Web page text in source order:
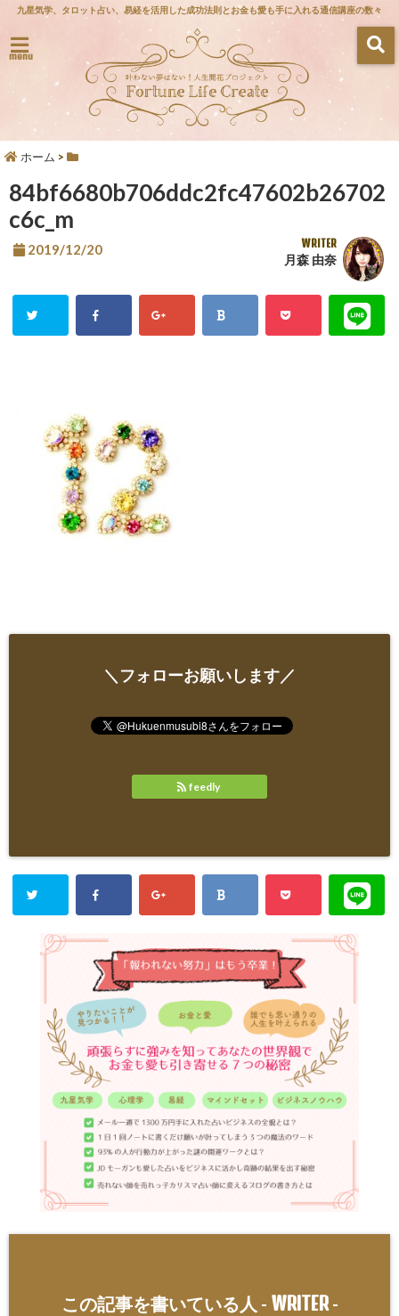
九星気学、タロット占い、易経を活用した成功法則とお金も愛も手に入れる通信講座の数々
menu
ホーム >
84bf6680b706ddc2fc47602b26702
c6c_m
2019/12/20 WRITER
月森 由奈
＼フォローお願いします／
feedly
この記事を書いている人 - WRITER-